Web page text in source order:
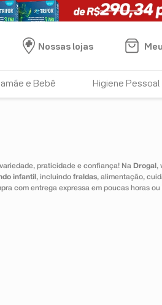
Nossas lojas
e Bebê Higiene Pessoal
praticidade e confiança! Na Drogal ,
infantil , incluindo fraldas, alimentação,
com entrega expressa em poucas horas